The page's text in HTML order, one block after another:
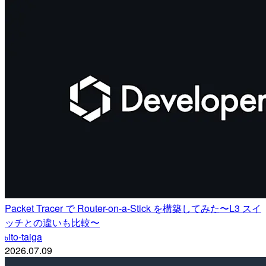
Packet Tracer で Router-on-a-Stick を構築してみた〜L3 スイ
ッチとの違いも比較〜
bito-taiga
2026.07.09